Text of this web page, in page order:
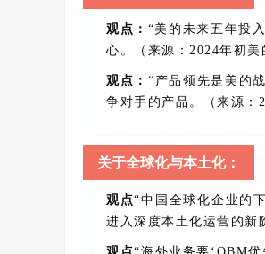
观点： “美的未来五年投
心。（来源：2024年初美
观点：“产品领先是美的
争对手的产品。（来源：
关于全球化与本土化：
观点“中国全球化企业的
进入深度本土化运营的新